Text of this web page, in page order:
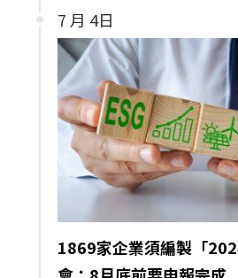
7 月 4日
1869家企業須編製「